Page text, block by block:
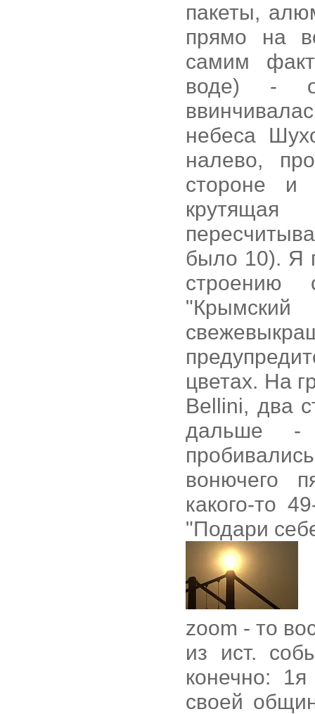
пакеты,
прямо на
самим
воде) -
небеса
налево,
стороне и
было 10). Я
строению
цветах. На
Bellini, два
дальше -
вонючего
какого-то
"Подари
zoom - то
из ист.
конечно:
своей